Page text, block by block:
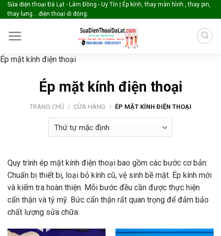
Skip
to
content
Sửa điện thoại Đà Lạt - Lâm Đồng - Uy Tín | Ép kính, thay màn hình , thay pin,
thay lưng... điện thoại di động.
Ép mặt kính điện thoại
Ép mặt kính điện thoại
TRANG CHỦ / CỬA HÀNG / ÉP MẶT KÍNH ĐIỆN THOẠI
Quy trình ép mặt kính điện thoại bao gồm các bước cơ bản:
Chuẩn bị thiết bị, loại bỏ kính cũ, vệ sinh bề mặt. Ép kính mới
và kiểm tra hoàn thiện. Mỗi bước đều cần được thực hiện
cẩn thận và tỷ mỹ. Bức cẩn thận rất quan trọng để đảm bảo
chất lượng sửa chữa.